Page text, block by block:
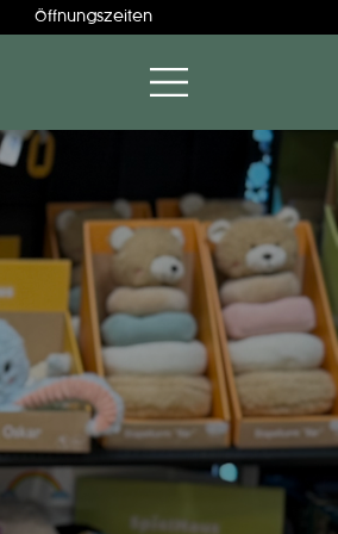
Öffnungszeiten